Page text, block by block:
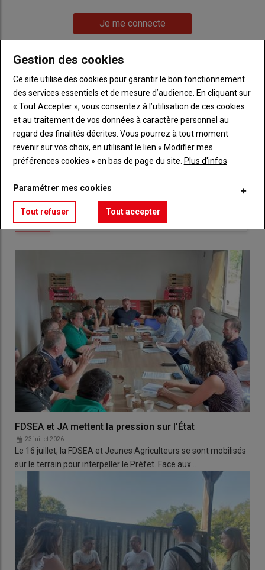
passe"
connecte"
Je me connecte
titre
Vous n'êtes pas abonné(e)
TITRE CRÉEZ UN COMPTE
BodyChoisissez votre formule et créez votre
compte pour accéder à tout Réussir Agri72
FDSEA et JA mettent la pression sur l'État
23 juillet 2026
Le 16 juillet, la FDSEA et Jeunes Agriculteurs se sont mobilisés
sur le terrain pour interpeller le Préfet. Face aux…
Gestion des cookies
Ce site utilise des cookies pour garantir le bon fonctionnement
des services essentiels et de mesure d’audience. En cliquant sur
« Tout Accepter », vous consentez à l’utilisation de ces cookies
et au traitement de vos données à caractère personnel au
regard des finalités décrites. Vous pourrez à tout moment
revenir sur vos choix, en utilisant le lien « Modifier mes
préférences cookies » en bas de page du site. Plus d'infos
Paramétrer mes cookies
Tout refuser Tout accepter